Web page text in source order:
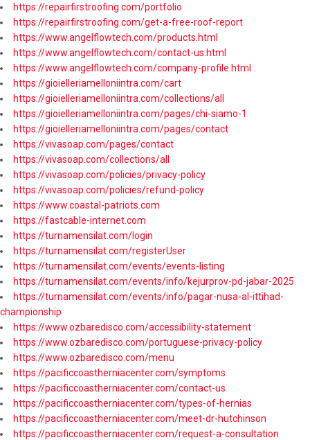
https://repairfirstroofing.com/portfolio
https://repairfirstroofing.com/get-a-free-roof-report
https://www.angelflowtech.com/products.html
https://www.angelflowtech.com/contact-us.html
https://www.angelflowtech.com/company-profile.html
https://gioielleriamelloniintra.com/cart
https://gioielleriamelloniintra.com/collections/all
https://gioielleriamelloniintra.com/pages/chi-siamo-1
https://gioielleriamelloniintra.com/pages/contact
https://vivasoap.com/pages/contact
https://vivasoap.com/collections/all
https://vivasoap.com/policies/privacy-policy
https://vivasoap.com/policies/refund-policy
https://www.coastal-patriots.com
https://fastcable-internet.com
https://turnamensilat.com/login
https://turnamensilat.com/registerUser
https://turnamensilat.com/events/events-listing
https://turnamensilat.com/events/info/kejurprov-pd-jabar-2025
https://turnamensilat.com/events/info/pagar-nusa-al-ittihad-
championship
https://www.ozbaredisco.com/accessibility-statement
https://www.ozbaredisco.com/portuguese-privacy-policy
https://www.ozbaredisco.com/menu
https://pacificcoastherniacenter.com/symptoms
https://pacificcoastherniacenter.com/contact-us
https://pacificcoastherniacenter.com/types-of-hernias
https://pacificcoastherniacenter.com/meet-dr-hutchinson
https://pacificcoastherniacenter.com/request-a-consultation